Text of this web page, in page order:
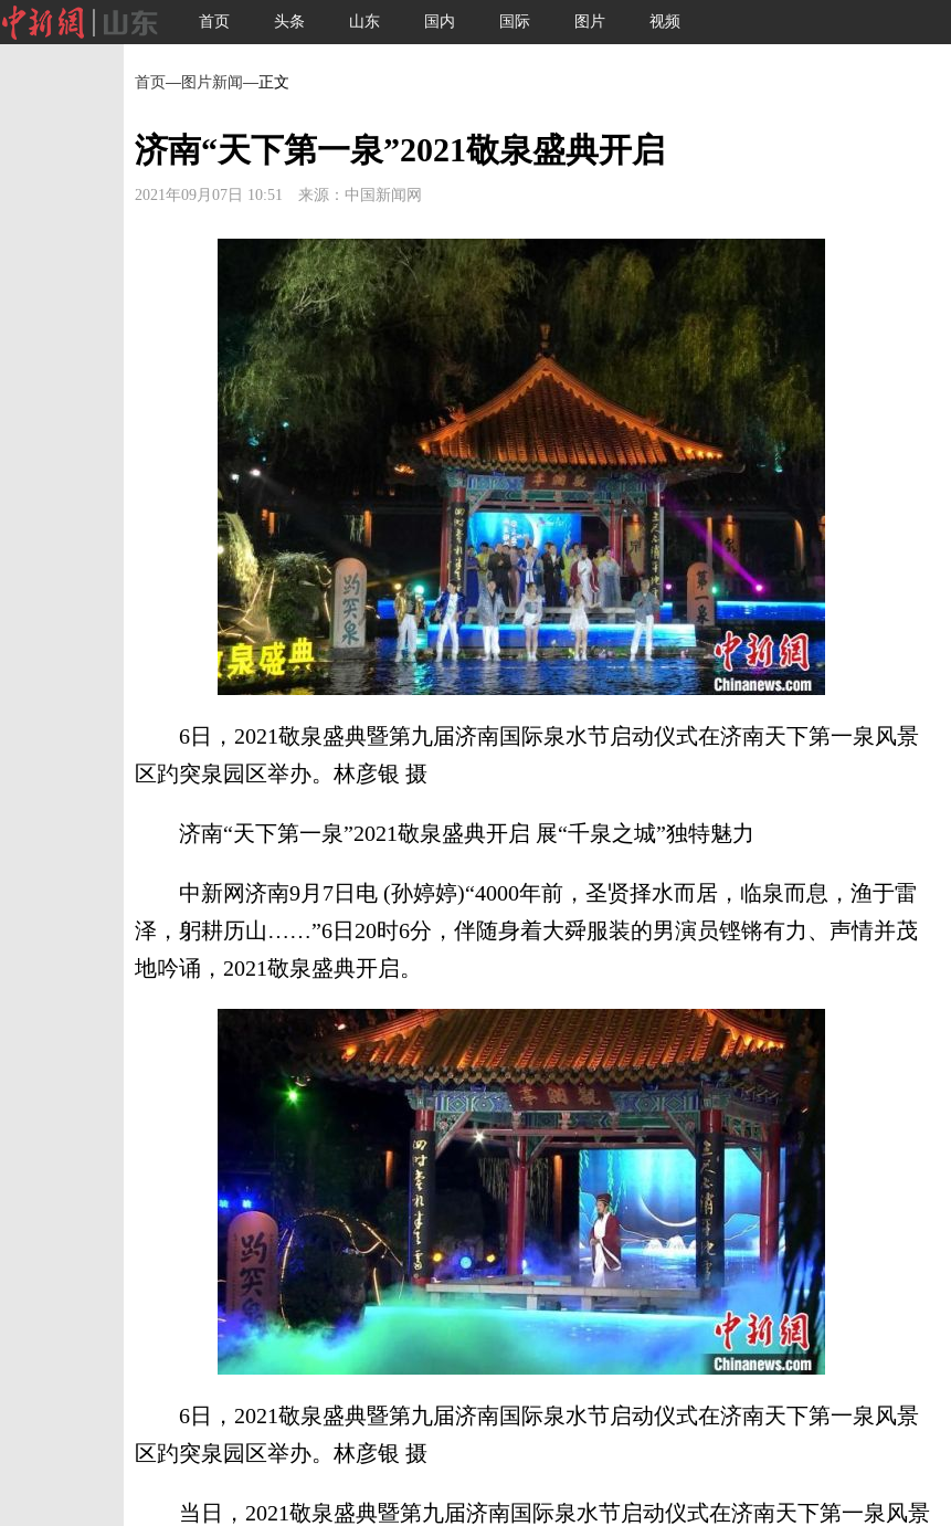
首页 头条 山东 国内 国际 图片 视频
首页—图片新闻—正文
济南“天下第一泉”2021敬泉盛典开启
2021年09月07日 10:51 来源：中国新闻网
6日，2021敬泉盛典暨第九届济南国际泉水节启动仪式在济南天下第一泉风景
区趵突泉园区举办。林彦银 摄
济南“天下第一泉”2021敬泉盛典开启 展“千泉之城”独特魅力
中新网济南9月7日电 (孙婷婷)“4000年前，圣贤择水而居，临泉而息，渔于雷
泽，躬耕历山……”6日20时6分，伴随身着大舜服装的男演员铿锵有力、声情并茂
地吟诵，2021敬泉盛典开启。
6日，2021敬泉盛典暨第九届济南国际泉水节启动仪式在济南天下第一泉风景
区趵突泉园区举办。林彦银 摄
当日，2021敬泉盛典暨第九届济南国际泉水节启动仪式在济南天下第一泉风景